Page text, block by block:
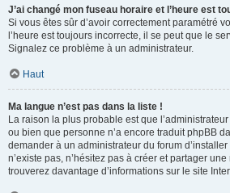
J’ai changé mon fuseau horaire et l’heure est
Si vous êtes sûr d’avoir correctement paramétré
l’heure est toujours incorrecte, il se peut que le
Signalez ce problème à un administrateur.
Haut
Ma langue n’est pas dans la liste !
La raison la plus probable est que
ou bien que personne n’a encore traduit phpBB
demander à un administrateur du forum
n’existe pas, n’hésitez pas à créer et partager
trouverez davantage d’informations sur le site